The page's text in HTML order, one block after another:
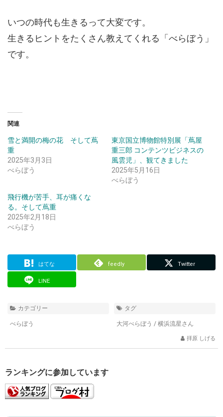
いつの時代も生きるって大変です。
生きるヒントをたくさん教えてくれる「べらぼう」
です。
関連
雪と満開の梅の花 そして蔦
重
2025年3月3日
べらぼう
東京国立博物館特別展「蔦屋
重三郎 コンテンツビジネスの
風雲児」、観てきました
2025年5月16日
べらぼう
飛行機が苦手、耳が痛くな
る。そして蔦重
2025年2月18日
べらぼう
はてな feedly Twitter
LINE
カテゴリー
べらぼう
タグ
大河べらぼう / 横浜流星さん
拝原 しげる
ランキングに参加しています